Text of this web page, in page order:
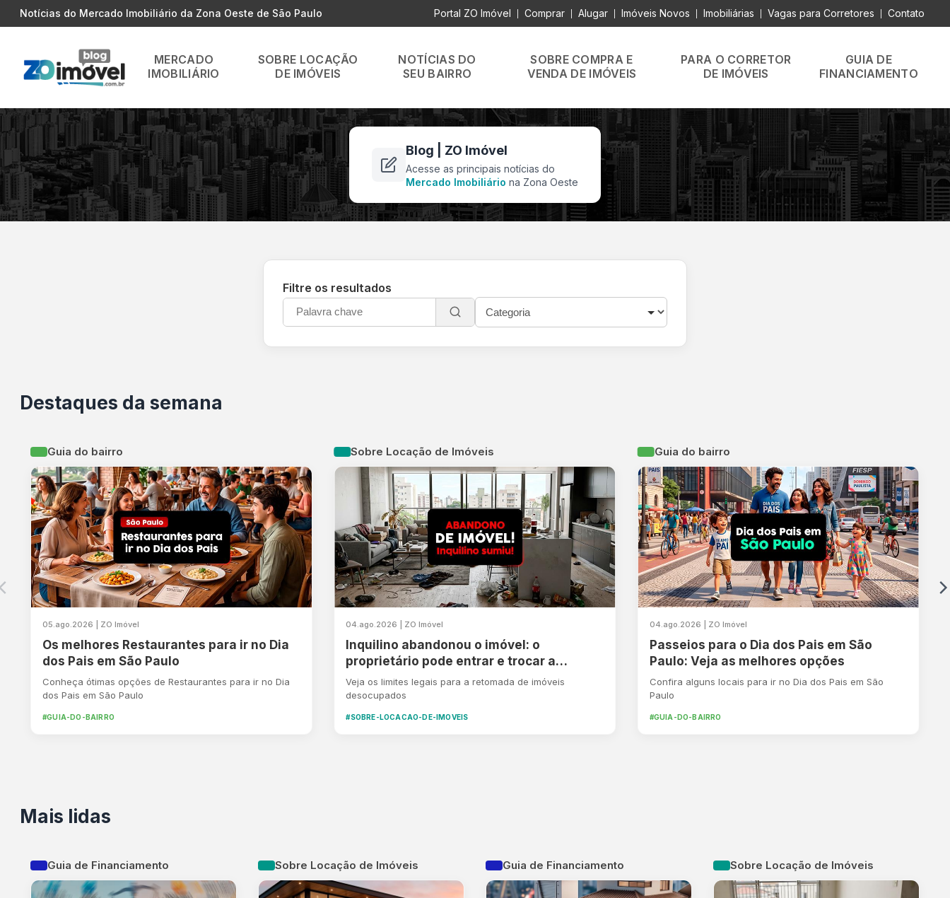
Notícias do Mercado Imobiliário da Zona Oeste de São Paulo Portal ZO Imóvel Comprar Alugar Imóveis Novos Imobiliárias Vagas para Corretores Contato
MERCADO
IMOBILIÁRIO
SOBRE LOCAÇÃO
DE IMÓVEIS
NOTÍCIAS DO
SEU BAIRRO
SOBRE COMPRA E
VENDA DE IMÓVEIS
PARA O CORRETOR
DE IMÓVEIS
GUIA DE
FINANCIAMENTO
Blog | ZO Imóvel
Acesse as principais notícias do
Mercado Imobiliário na Zona Oeste
Filtre os resultados
Destaques da semana
Guia do bairro
05.ago.2026 | ZO Imóvel
Os melhores Restaurantes para ir no Dia
dos Pais em São Paulo
Conheça ótimas opções de Restaurantes para ir no Dia
dos Pais em São Paulo
#GUIA-DO-BAIRRO
Sobre Locação de Imóveis
04.ago.2026 | ZO Imóvel
Inquilino abandonou o imóvel: o
proprietário pode entrar e trocar a
fechadura?
Veja os limites legais para a retomada de imóveis
desocupados
#SOBRE-LOCACAO-DE-IMOVEIS
Guia do bairro
04.ago.2026 | ZO Imóvel
Passeios para o Dia dos Pais em São
Paulo: Veja as melhores opções
Confira alguns locais para ir no Dia dos Pais em São
Paulo
#GUIA-DO-BAIRRO
Mais lidas
Guia de Financiamento Sobre Locação de Imóveis Guia de Financiamento Sobre Locação de Imóveis